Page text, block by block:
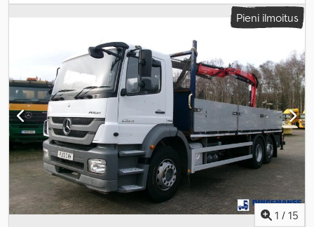
Pieni ilmoitus
1 / 15